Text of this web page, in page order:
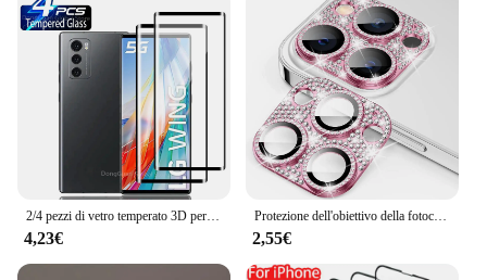
2/4 pezzi di vetro temperato 3D per LG Wing 5G pellicola proteggi schermo in vetro
4,23€
Protezione dell'obiettivo della fotocamera per IPhone 16 11 12 13 Pro Max Mini 15 Pro Max vetro protettivo in metallo diamantato per vetro dell'obiettivo IPhone 16 15 14 Plus
2,55€